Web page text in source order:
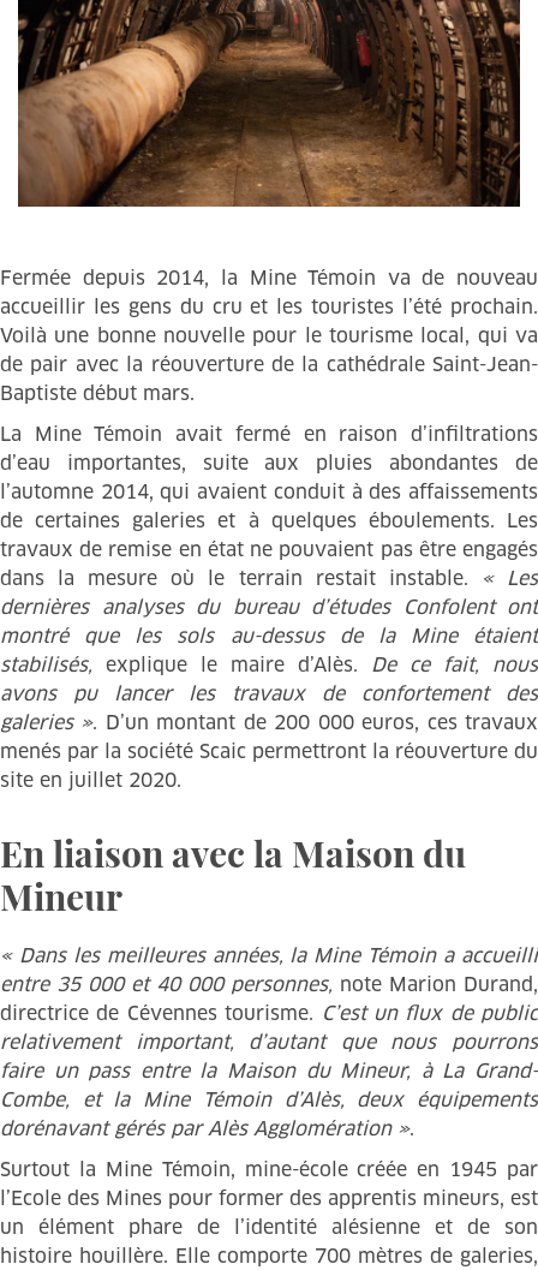
Fermée depuis 2014, la Mine Témoin va de nouveau
accueillir les gens du cru et les touristes l’été prochain.
Voilà une bonne nouvelle pour le tourisme local, qui va
de pair avec la réouverture de la cathédrale Saint-Jean-
Baptiste début mars.
La Mine Témoin avait fermé en raison d’infiltrations
d’eau importantes, suite aux pluies abondantes de
l’automne 2014, qui avaient conduit à des affaissements
de certaines galeries et à quelques éboulements. Les
travaux de remise en état ne pouvaient pas être engagés
dans la mesure où le terrain restait instable.
« Les
dernières analyses du bureau d’études Confolent ont
montré que les sols au-dessus de la Mine étaient
stabilisés, explique le maire d’Alès. De ce fait, nous
avons pu lancer les travaux de confortement des
galeries ». D’un montant de 200 000 euros, ces travaux
menés par la société Scaic permettront la réouverture du
site en juillet 2020.
En liaison avec la Maison du
Mineur
« Dans les meilleures années, la Mine Témoin a accueilli
entre 35 000 et 40 000 personnes, note Marion Durand,
directrice de Cévennes tourisme. C’est un flux de public
relativement important, d’autant que nous pourrons
faire un pass entre la Maison du Mineur, à La Grand-
Combe, et la Mine Témoin d’Alès, deux équipements
dorénavant gérés par Alès Agglomération ».
Surtout la Mine Témoin, mine-école créée en 1945 par
l’Ecole des Mines pour former des apprentis mineurs, est
un élément phare de l’identité alésienne et de son
histoire houillère. Elle comporte 700 mètres de galeries,